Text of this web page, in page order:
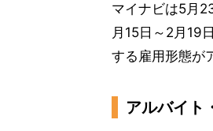
マイナビは5月
月15日～2月19
する雇用形態が
アルバイト